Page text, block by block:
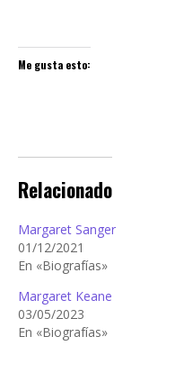
Me gusta esto:
Relacionado
Margaret Sanger
01/12/2021
En «Biografías»
Margaret Keane
03/05/2023
En «Biografías»